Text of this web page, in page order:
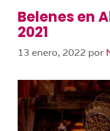
Belenes en
2021
13 enero, 2022 por